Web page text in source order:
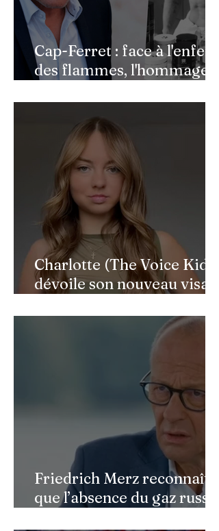
Cap-Ferret : face à l'enfer
des flammes, l'hommage
héros de l'ombre
Charlotte (The Voice Kids)
dévoile son nouveau visage
faciale : une renaissance
bouleversante pour ses 16
Friedrich Merz reconnaît
que l’absence du gaz russe